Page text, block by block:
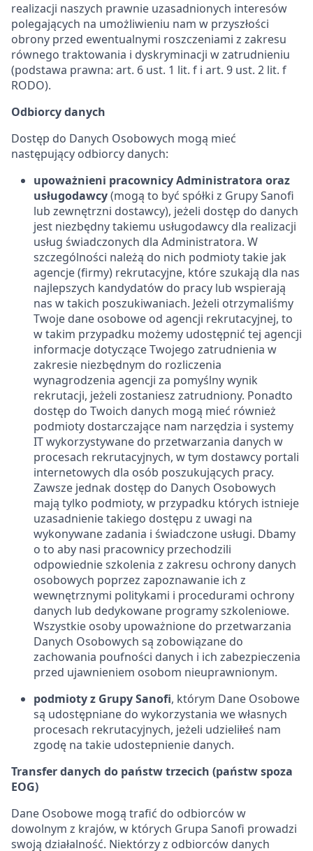
realizacji naszych prawnie uzasadnionych interesów
polegających na umożliwieniu nam w przyszłości
obrony przed ewentualnymi roszczeniami z zakresu
równego traktowania i dyskryminacji w zatrudnieniu
(podstawa prawna: art. 6 ust. 1 lit. f i art. 9 ust. 2 lit. f
RODO).
Odbiorcy danych
Dostęp do Danych Osobowych mogą mieć
następujący odbiorcy danych:
upoważnieni pracownicy Administratora oraz
usługodawcy(mogą to być spółki z Grupy Sanofi
lub zewnętrzni dostawcy), jeżeli dostęp do danych
jest niezbędny takiemu usługodawcy dla realizacji
usług świadczonych dla Administratora. W
szczególności należą do nich podmioty takie jak
agencje (firmy) rekrutacyjne, które szukają dla nas
najlepszych kandydatów do pracy lub wspierają
nas w takich poszukiwaniach. Jeżeli otrzymaliśmy
Twoje dane osobowe od agencji rekrutacyjnej, to
w takim przypadku możemy udostępnić tej agencji
informacje dotyczące Twojego zatrudnienia w
zakresie niezbędnym do rozliczenia
wynagrodzenia agencji za pomyślny wynik
rekrutacji, jeżeli zostaniesz zatrudniony. Ponadto
dostęp do Twoich danych mogą mieć również
podmioty dostarczające nam narzędzia i systemy
IT wykorzystywane do przetwarzania danych w
procesach rekrutacyjnych, w tym dostawcy portali
internetowych dla osób poszukujących pracy.
Zawsze jednak dostęp do Danych Osobowych
mają tylko podmioty, w przypadku których istnieje
uzasadnienie takiego dostępu z uwagi na
wykonywane zadania i świadczone usługi. Dbamy
o to aby nasi pracownicy przechodzili
odpowiednie szkolenia z zakresu ochrony danych
osobowych poprzez zapoznawanie ich z
wewnętrznymi politykami i procedurami ochrony
danych lub dedykowane programy szkoleniowe.
Wszystkie osoby upoważnione do przetwarzania
Danych Osobowych są zobowiązane do
zachowania poufności danych i ich zabezpieczenia
przed ujawnieniem osobom nieuprawnionym.
podmioty z Grupy Sanofi, którym Dane Osobowe
są udostępniane do wykorzystania we własnych
procesach rekrutacyjnych, jeżeli udzieliłeś nam
zgodę na takie udostepnienie danych.
Transfer danych do państw trzecich (państw spoza
EOG)
Dane Osobowe mogą trafić do odbiorców w
dowolnym z krajów, w których Grupa Sanofi prowadzi
swoją działalność. Niektórzy z odbiorców danych